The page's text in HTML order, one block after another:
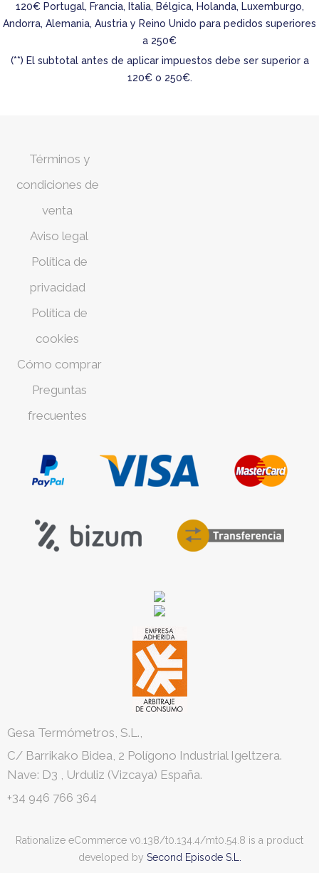
120€ Portugal, Francia, Italia, Bélgica, Holanda, Luxemburgo,
Andorra, Alemania, Austria y Reino Unido para pedidos superiores
a 250€
(**) El subtotal antes de aplicar impuestos debe ser superior a
120€ o 250€.
Términos y
condiciones de
venta
Aviso legal
Política de
privacidad
Política de
cookies
Cómo comprar
Preguntas
frecuentes
Gesa Termómetros, S.L.,
C/ Barrikako Bidea, 2 Polígono Industrial Igeltzera.
Nave: D3 , Urduliz (Vizcaya) España.
+34 946 766 364
Rationalize eCommerce v0.138/t0.134.4/mt0.54.8 is a product
developed by Second Episode S.L.